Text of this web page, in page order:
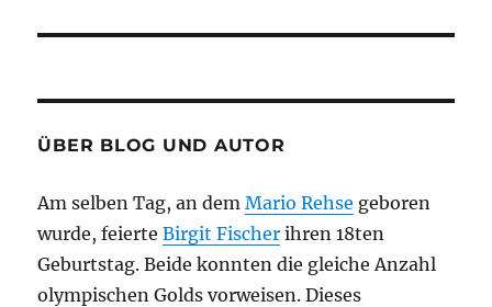
ÜBER BLOG UND AUTOR
Am selben Tag, an demMario Rehse geboren
wurde, feierteBirgit Fischer ihren 18ten
Geburtstag. Beide konnten die gleiche Anzahl
olympischen Golds vorweisen. Dieses